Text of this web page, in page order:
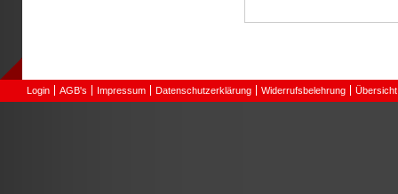
Login AGB's Impressum Datenschutzerklärung Widerrufsbelehrung